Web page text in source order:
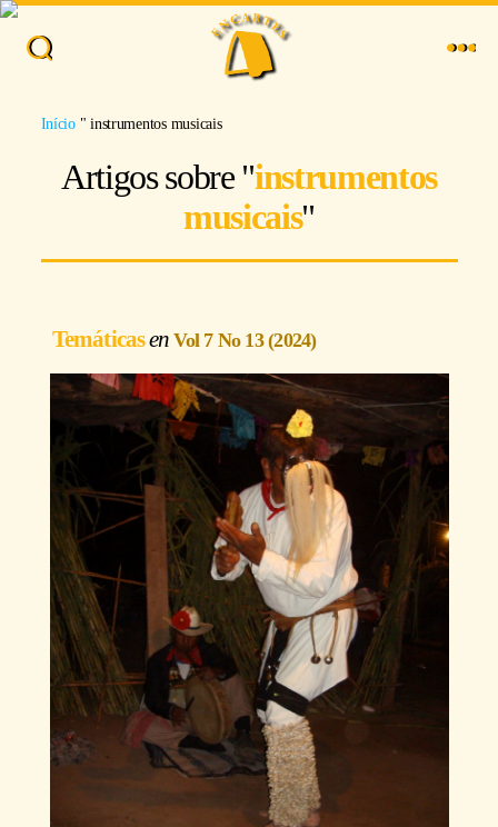
Início"instrumentos musicais
Artigos sobre "instrumentos
musicais"
Temáticas Vol 7 No 13 (2024)